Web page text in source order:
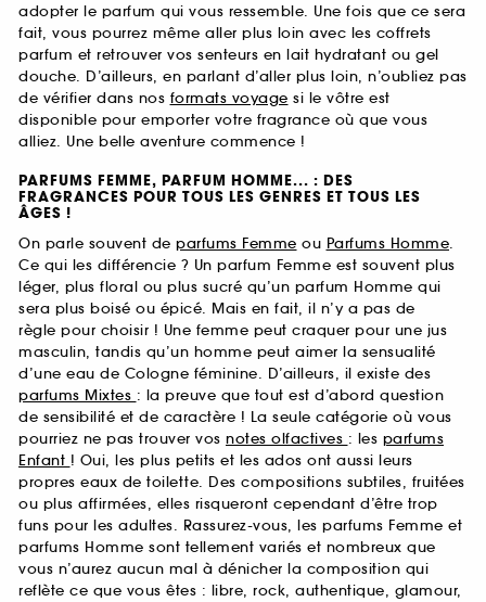
adopter le parfum qui vous ressemble. Une fois que ce sera
fait, vous pourrez même aller plus loin avec les coffrets
parfum et retrouver vos senteurs en lait hydratant ou gel
douche. D’ailleurs, en parlant d’aller plus loin, n’oubliez pas
de vérifier dans nos formats voyage si le vôtre est
disponible pour emporter votre fragrance où que vous
alliez. Une belle aventure commence !
PARFUMS FEMME, PARFUM HOMME... : DES
FRAGRANCES POUR TOUS LES GENRES ET TOUS LES
ÂGES !
On parle souvent de parfums Femme ou Parfums Homme.
Ce qui les différencie ? Un parfum Femme est souvent plus
léger, plus floral ou plus sucré qu’un parfum Homme qui
sera plus boisé ou épicé. Mais en fait, il n’y a pas de
règle pour choisir ! Une femme peut craquer pour une jus
masculin, tandis qu’un homme peut aimer la sensualité
d’une eau de Cologne féminine. D’ailleurs, il existe des
parfums Mixtes : la preuve que tout est d’abord question
de sensibilité et de caractère ! La seule catégorie où vous
pourriez ne pas trouver vos notes olfactives : les parfums
Enfant ! Oui, les plus petits et les ados ont aussi leurs
propres eaux de toilette. Des compositions subtiles, fruitées
ou plus affirmées, elles risqueront cependant d’être trop
funs pour les adultes. Rassurez-vous, les parfums Femme et
parfums Homme sont tellement variés et nombreux que
vous n’aurez aucun mal à dénicher la composition qui
reflète ce que vous êtes : libre, rock, authentique, glamour,